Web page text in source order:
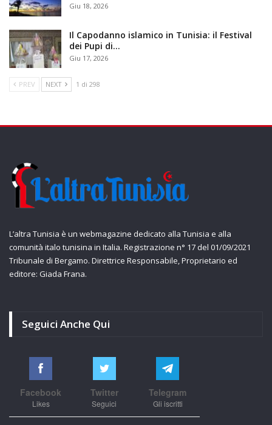
Giu 18, 2026
Il Capodanno islamico in Tunisia: il Festival
dei Pupi di…
Giu 17, 2026
PREV NEXT 1 di 298
L’altra Tunisia è un webmagazine dedicato alla Tunisia e alla
comunità italo tunisina in Italia. Registrazione n° 17 del 01/09/2021
Tribunale di Bergamo. Direttrice Responsabile, Proprietario ed
editore: Giada Frana.
Seguici Anche Qui
Facebook
Likes
Twitter
Seguici
Telegram
Gli iscritti